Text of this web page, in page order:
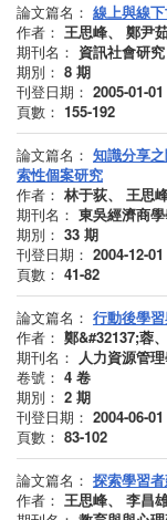
論文篇名： 線上與線
作者： 王思峰、 鄭尹
期刊名： 資訊社會研究
期別： 8 期
刊登日期： 2005-01-01
頁數： 155-192
論文篇名： 知識分享
索性個案研究
作者： 林于荻、 王思
期刊名： 東吳經濟商
期別： 33 期
刊登日期： 2004-12-01
頁數： 41-82
論文篇名： 行動後學
作者： 鄭&#32137;蓉
期刊名： 人力資源管
卷號： 4 卷
期別： 2 期
刊登日期： 2004-06-01
頁數： 83-102
論文篇名： 探索學習
作者： 王思峰、 李昌